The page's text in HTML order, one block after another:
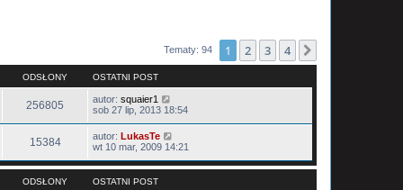
Tematy: 94 1 2 3 4
ODSŁONY OSTATNI POST
256805 autor: squaier1
sob 27 lip, 2013 18:54
15384 autor: LukasTe
wt 10 mar, 2009 14:21
ODSŁONY OSTATNI POST